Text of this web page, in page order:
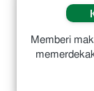
Memberi